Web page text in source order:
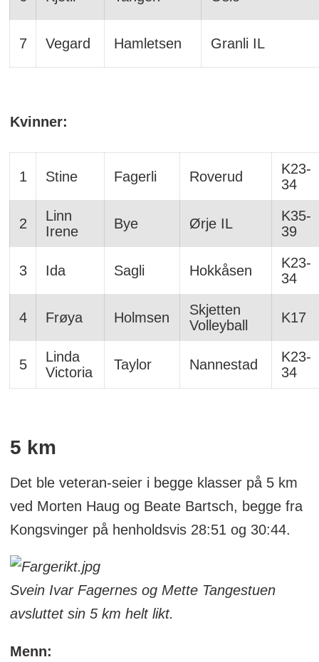
7 Vegard Hamletsen Granli IL
Kvinner:
1 Stine Fagerli Roverud
K23-
34
2
Linn
Irene
Bye Ørje IL
K35-
39
3 Ida Sagli Hokkåsen
K23-
34
4 Frøya Holmsen
Skjetten
Volleyball
K17
5
Linda
Victoria
Taylor Nannestad
K23-
34
5 km
Det ble veteran-seier i begge klasser på 5 km
ved Morten Haug og Beate Bartsch, begge fra
Kongsvinger på henholdsvis 28:51 og 30:44.
Svein Ivar Fagernes og Mette Tangestuen
avsluttet sin 5 km helt likt.
Menn: